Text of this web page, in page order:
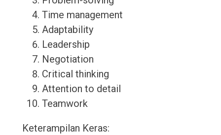
Time management
Adaptability
Leadership
Negotiation
Critical thinking
Attention to detail
Teamwork
Keterampilan Keras: